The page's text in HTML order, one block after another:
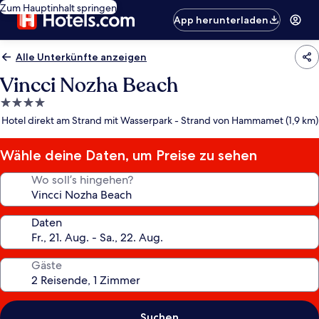
Zum Hauptinhalt springen
App herunterladen
Alle Unterkünfte anzeigen
Vincci Nozha Beach
4.0-
Sterne-
Hotel direkt am Strand mit Wasserpark - Strand von Hammamet (1,9 km)
Wähle deine Daten, um Preise zu sehen
Wo soll’s hingehen?
Daten
Gäste